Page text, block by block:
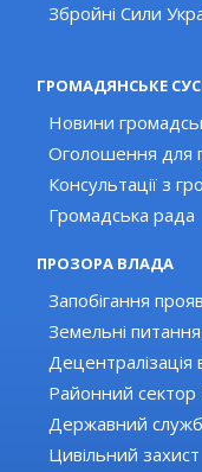
Збройні Сили
ГРОМАДЯНСЬКЕ
Новини
Оголошення для
Консультації з
Громадська рада
ПРОЗОРА ВЛАДА
Запобігання
Земельні питання
Децентралізація
Районний
Державний
Цивільний захист